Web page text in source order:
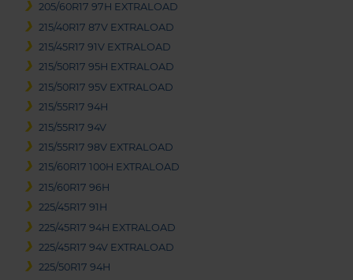
205/60R17 97H EXTRALOAD
215/40R17 87V EXTRALOAD
215/45R17 91V EXTRALOAD
215/50R17 95H EXTRALOAD
215/50R17 95V EXTRALOAD
215/55R17 94H
215/55R17 94V
215/55R17 98V EXTRALOAD
215/60R17 100H EXTRALOAD
215/60R17 96H
225/45R17 91H
225/45R17 94H EXTRALOAD
225/45R17 94V EXTRALOAD
225/50R17 94H